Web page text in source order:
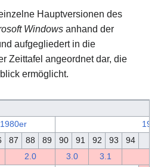
Hauptversionen des
Windows anhand der
aufgegliedert in die
Zeittafel angeordnet dar, die
ermöglicht.
1980er
87 88 89 90 91 92 93 94
2.0 3.0
3.1